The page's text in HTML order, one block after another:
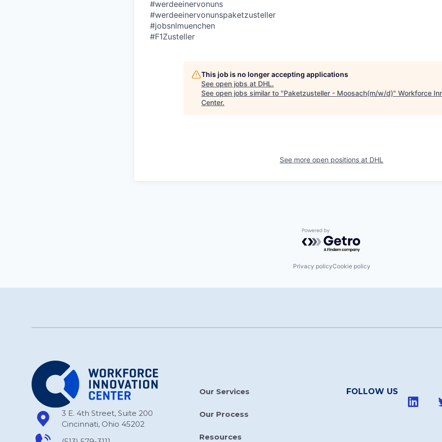
#werdeeinervonuns
#werdeeinervonunspaketzusteller
#jobsnlmuenchen
#F1Zusteller
This job is no longer accepting applications
See open jobs at DHL.
See open jobs similar to "Paketzusteller - Moosach(m/w/d)" Workforce
Center.
See more open positions at DHL
Powered by Getro.com
Privacy policyCookie policy
3 E. 4th Street, Suite 200
Cincinnati, Ohio 45202
Our Services
Our Process
Resources
FOLLOW US